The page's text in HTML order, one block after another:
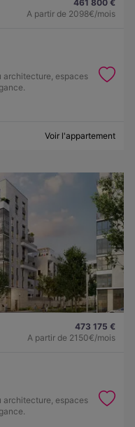
461 800 €
A partir de 2098€/mois
architecture, espaces
Voir l'appartement
473 175 €
A partir de 2150€/mois
architecture, espaces